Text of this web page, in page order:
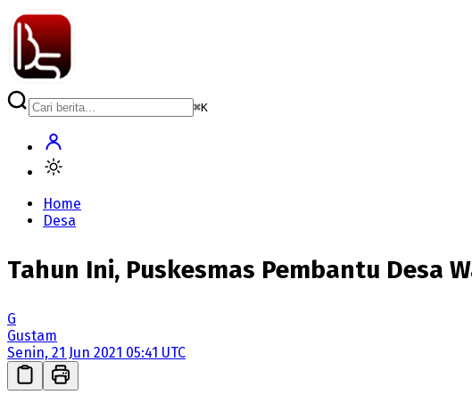
⌘K
Home
Desa
Tahun Ini, Puskesmas Pembantu Desa
G
Gustam
Senin, 21 Jun 2021 05:41 UTC